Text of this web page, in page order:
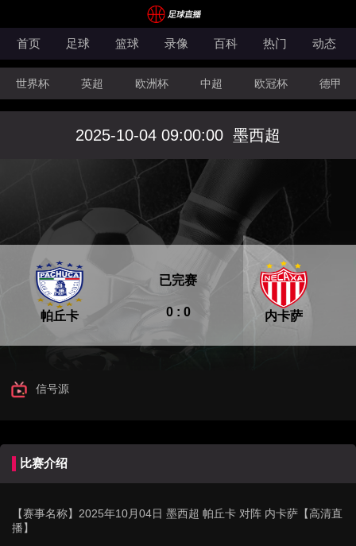
首页 足球 篮球 录像 百科 热门 动态
世界杯 英超 欧洲杯 中超 欧冠杯 德甲
CBA FIBA洲际杯
2025-10-04 09:00:00 墨西超
帕丘卡 0 : 0
已完赛
内卡萨
信号源
比赛介绍
【赛事名称】 2025年10月04日 墨西超 帕丘卡 对阵 内卡萨【高清直
播】